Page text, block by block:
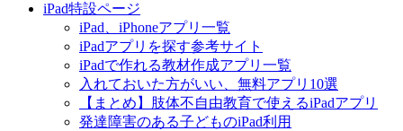
iPad特設ページ
iPad、iPhoneアプリ一覧
iPadアプリを探す参考サイト
iPadで作れる教材作成アプリ一覧
入れておいた方がいい、無料アプリ10選
【まとめ】肢体不自由教育で使えるiPadアプリ
発達障害のある子どものiPad利用